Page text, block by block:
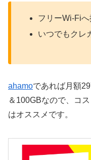
フリーWi-Fi
いつでもクレ
ahamoであれば月額
＆100GBなので、コ
はオススメです。